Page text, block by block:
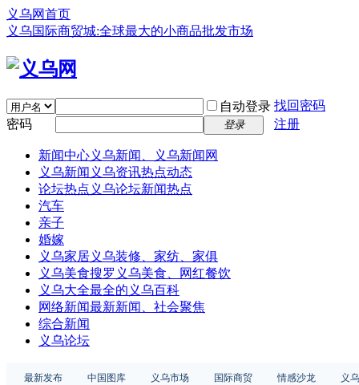
义乌网首页
义乌国际商贸城:全球最大的小商品批发市场
自动登录 找回密码
密码
登录 注册
新闻中心义乌新闻、义乌新闻网
义乌新闻 义乌资讯热点动态
论坛热点 义乌论坛新闻热点
汽车
亲子
婚嫁
义乌家居义乌装修、家纺、家俱
义乌美食搜罗义乌美食、网红餐饮
义乌大全最全的义乌百科
网络新闻最新新闻、社会聚焦
综合新闻
义乌论坛
最新发布 中国图库 义乌市场 国际商贸 情感沙龙
义